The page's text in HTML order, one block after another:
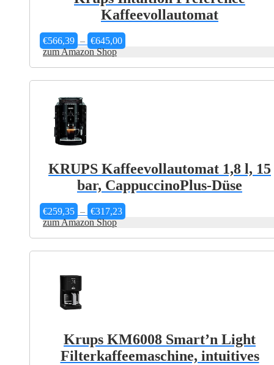
Kaffeevollautomat
€566,39 – €645,00
€566,39
zum Amazon Shop
KRUPS Kaffeevollautomat 1,8 l, 15
bar, CappuccinoPlus-Düse
€259,35 – €317,23
€259,35
zum Amazon Shop
Krups KM6008 Smart’n Light
Filterkaffeemaschine, intuitives